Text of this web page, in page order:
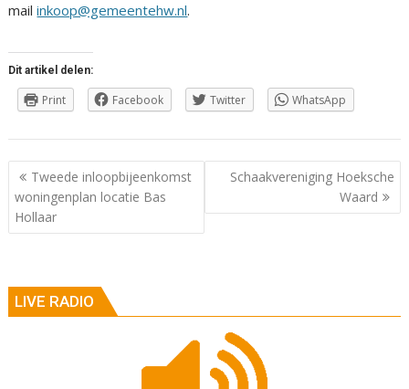
mailinkoop@gemeentehw.nl.
Dit artikel delen:
Print Facebook Twitter WhatsApp
Berichtnavigatie
Tweede inloopbijeenkomst
woningenplan locatie Bas
Hollaar
Schaakvereniging Hoeksche
Waard
LIVE RADIO